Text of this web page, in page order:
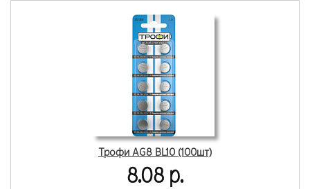
Трофи AG8 BL10 (100шт)
8.08 р.